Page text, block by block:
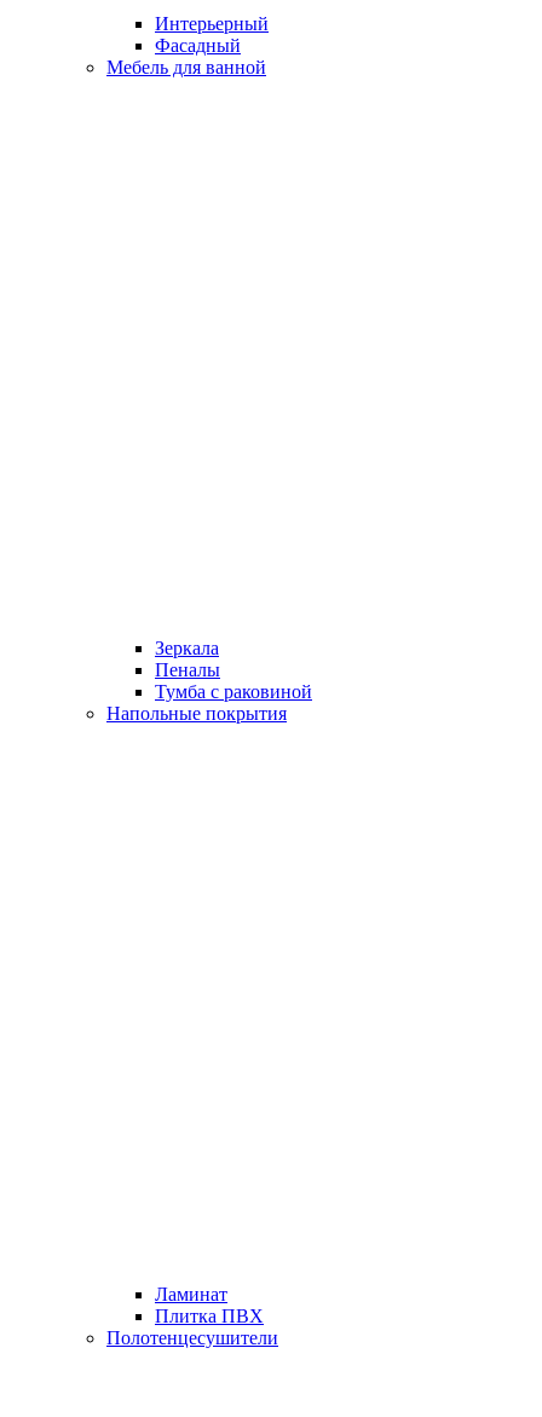
Интерьерный
Фасадный
Мебель для ванной
Зеркала
Пеналы
Тумба с раковиной
Напольные покрытия
Ламинат
Плитка ПВХ
Полотенцесушители